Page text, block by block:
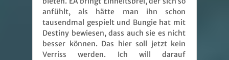
anfühlt, als hätte man ihn schon
tausendmal gespielt und Bungie hat mit
Destiny bewiesen, dass auch sie es nicht
besser können. Das hier soll jetzt kein
Verriss werden. Ich will darauf